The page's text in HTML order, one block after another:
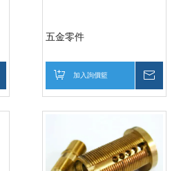
五金零件
加入詢價籃